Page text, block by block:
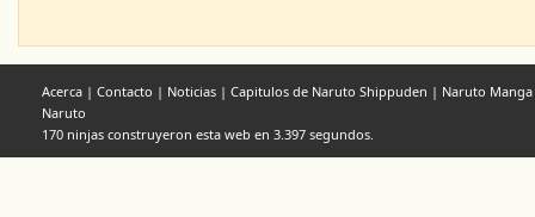
Acerca | Contacto | Noticias | Capitulos de Naruto Shippuden | Naruto Manga
Naruto
170 ninjas construyeron esta web en 3.397 segundos.